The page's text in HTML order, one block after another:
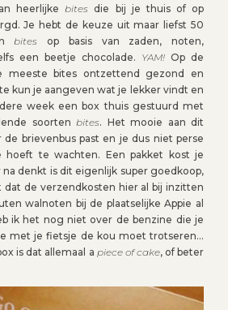
heerlijkebites die bij je thuis of op
Je hebt de keuze uit maar liefst 50
bites op basis van zaden, noten,
een beetje chocolade. YAM! Op de
meeste bites ontzettend gezond en
kun je aangeven wat je lekker vindt en
week een box thuis gestuurd met
soortenbites. Het mooie aan dit
brievenbus past en je dus niet perse
hoeft te wachten. Een pakket kost je
denkt is dit eigenlijk super goedkoop,
dat de verzendkosten hier al bij inzitten
walnoten bij de plaatselijke Appie al
ik het nog niet over de benzine die je
met je fietsje de kou moet trotseren…
is dat allemaal a piece of cake, of beter